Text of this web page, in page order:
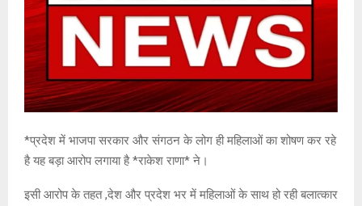
*प्रदेश में भाजपा सरकार और संगठन के लोग ही महिलाओं का शोषण कर रहे
है यह बड़ा आरोप लगाया है *राकेश राणा* ने।
इसी आरोप के तहत ,देश और प्रदेश भर में महिलाओं के साथ हो रही बलात्कार